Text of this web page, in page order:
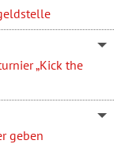
„Kick the
geben